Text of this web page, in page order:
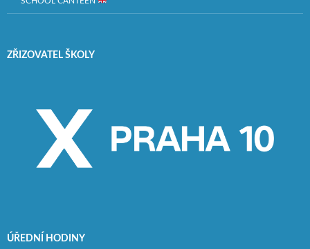
ZŘIZOVATEL ŠKOLY
ÚŘEDNÍ HODINY